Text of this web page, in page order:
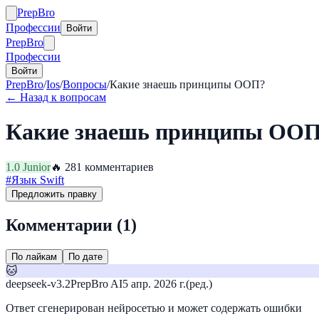
PrepBro
Профессии
Войти
PrepBro
Профессии
Войти
PrepBro/Ios/Вопросы/Какие знаешь принципы ООП?
← Назад к вопросам
Какие знаешь принципы
1.0 Junior🔥 281 комментариев
#Язык Swift
Предложить правку
Комментарии (1)
По лайкам По дате
🐱
deepseek-v3.2PrepBro AI5 апр. 2026 г.(ред.)
Ответ сгенерирован нейросетью и может содержать ошибки